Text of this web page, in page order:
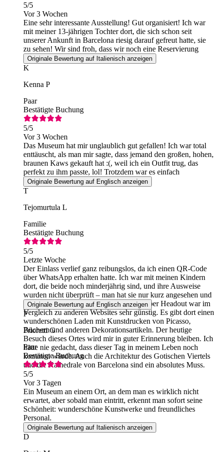
5/5
Vor 3 Wochen
Eine sehr interessante Ausstellung! Gut organisiert! Ich war
mit meiner 13-jährigen Tochter dort, die sich schon seit
unserer Ankunft in Barcelona riesig darauf gefreut hatte, sie
zu sehen! Wir sind froh, dass wir noch eine Reservierung
bekommen haben!
Originale Bewertung auf Italienisch anzeigen
K
Kenna P
Paar
Bestätigte Buchung
5/5
Vor 3 Wochen
Das Museum hat mir unglaublich gut gefallen! Ich war total
enttäuscht, als man mir sagte, dass jemand den großen, hohen,
braunen Kaws gekauft hat :(, weil ich ein Outfit trug, das
perfekt zu ihm passte, lol! Trotzdem war es einfach
fantastisch!
Originale Bewertung auf Englisch anzeigen
T
Tejomurtula L
Familie
Bestätigte Buchung
5/5
Letzte Woche
Der Einlass verlief ganz reibungslos, da ich einen QR-Code
über WhatsApp erhalten hatte. Ich war mit meinen Kindern
dort, die beide noch minderjährig sind, und ihre Ausweise
wurden nicht überprüft – man hat sie nur kurz angesehen und
uns dann hereingelassen. Die Buchung über Headout war im
Vergleich zu anderen Websites sehr günstig. Es gibt dort einen
wunderschönen Laden mit Kunstdrucken von Picasso,
Büchern und anderen Dekorationsartikeln. Der heutige
Besuch dieses Ortes wird mir in guter Erinnerung bleiben. Ich
hätte nie gedacht, dass dieser Tag in meinem Leben noch
kommen würde. Auch die Architektur des Gotischen Viertels
und die Kathedrale von Barcelona sind ein absolutes Muss.
Originale Bewertung auf Englisch anzeigen
P
Prioretti G
Paar
Bestätigte Buchung
5/5
Vor 3 Tagen
Ein Museum an einem Ort, an dem man es wirklich nicht
erwartet, aber sobald man eintritt, erkennt man sofort seine
Schönheit: wunderschöne Kunstwerke und freundliches
Personal.
Originale Bewertung auf Italienisch anzeigen
D